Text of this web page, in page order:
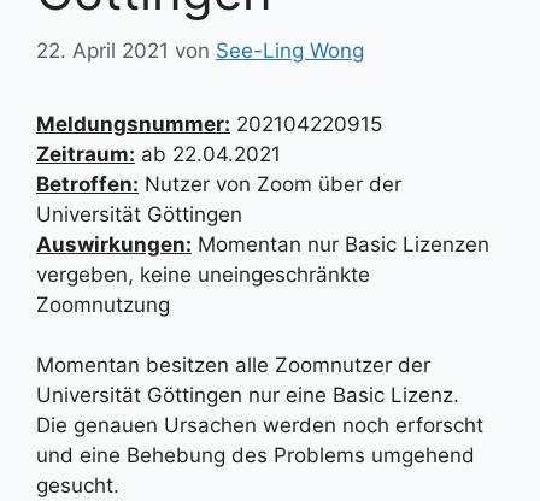
22. April 2021 von See-Ling Wong
Meldungsnummer: 202104220915
Zeitraum: ab 22.04.2021
Betroffen: Nutzer von Zoom über der
Universität Göttingen
Auswirkungen: Momentan nur Basic Lizenzen
vergeben, keine uneingeschränkte
Zoomnutzung
Momentan besitzen alle Zoomnutzer der
Universität Göttingen nur eine Basic Lizenz.
Die genauen Ursachen werden noch erforscht
und eine Behebung des Problems umgehend
gesucht.